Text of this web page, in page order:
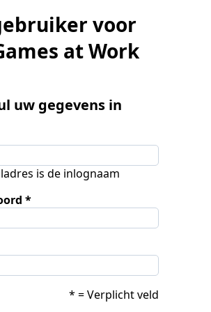
voor
at Work
uw gegevens in
is de inlognaam
* = Verplicht veld